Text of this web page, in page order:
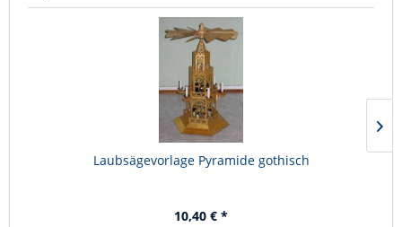
Laubsägevorlage Pyramide gothisch
10,40 € *